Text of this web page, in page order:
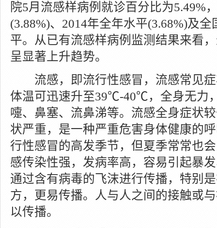
院5月流感样病例就诊百分比为5.49%
(3.88%)、2014年全年水平(3.68%)及
平。从已有流感样病例监测结果来看
呈显著上升趋势。
流感，即流行性感冒，流感常见症
体温可迅速升至39℃-40℃，全身无力
嚏、鼻塞、流鼻涕等。流感全身症状
状严重，是一种严重危害身体健康的
行性感冒的高发季节，但夏季常常也
感传染性强，发病率高，容易引起暴
通过含有病毒的飞沫进行传播，特别
方，更易传播。人与人之间的接触或
以传播。